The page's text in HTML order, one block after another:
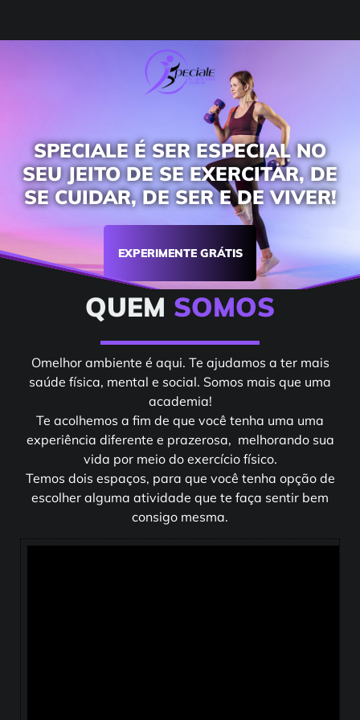
SPECIALE É SER ESPECIAL NO
SEU JEITO DE SE EXERCITAR, DE
SE CUIDAR, DE SER E DE VIVER!
EXPERIMENTE GRÁTIS
QUEM SOMOS
Omelhor ambiente é aqui. Te ajudamos a ter mais
saúde física, mental e social. Somos mais que uma
academia!
Te acolhemos a fim de que você tenha uma uma
experiência diferente e prazerosa, melhorando sua
vida por meio do exercício físico.
Temos dois espaços, para que você tenha opção de
escolher alguma atividade que te faça sentir bem
consigo mesma.